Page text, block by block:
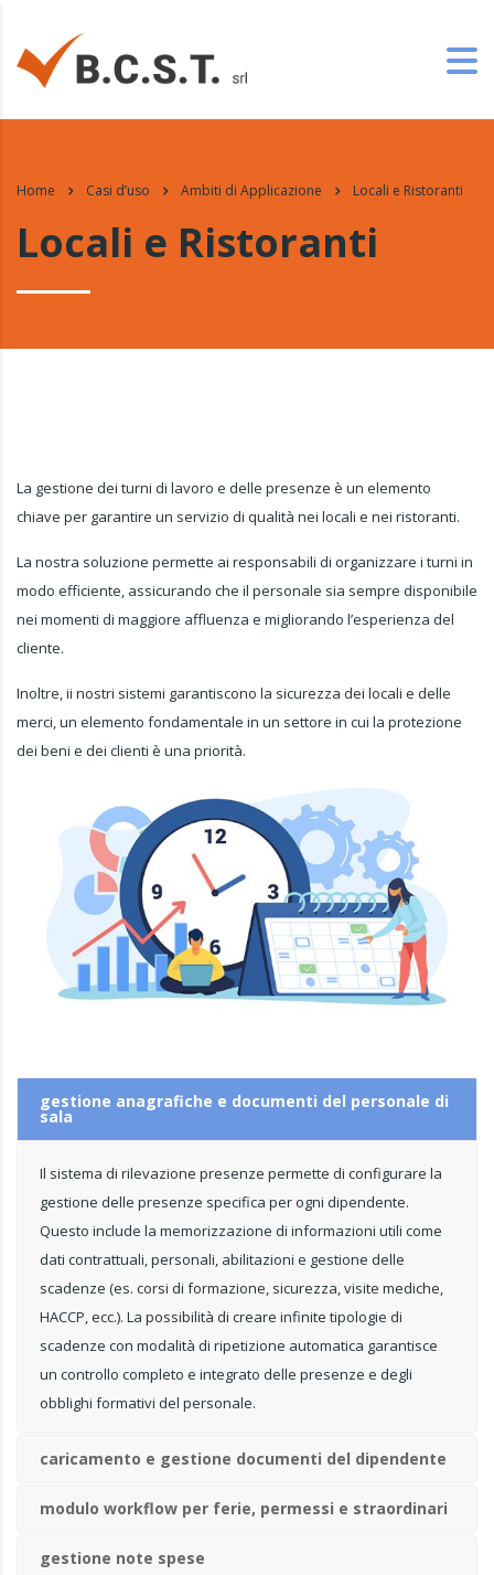
Home Casi d’uso Ambiti di Applicazione Locali e Ristoranti
Locali e Ristoranti
La gestione dei turni di lavoro e delle presenze è un elemento
chiave per garantire un servizio di qualità nei locali e nei ristoranti.
La nostra soluzione permette ai responsabili di organizzare i turni in
modo efficiente, assicurando che il personale sia sempre disponibile
nei momenti di maggiore affluenza e migliorando l’esperienza del
cliente.
Inoltre, ii nostri sistemi garantiscono la sicurezza dei locali e delle
merci, un elemento fondamentale in un settore in cui la protezione
dei beni e dei clienti è una priorità.
gestione anagrafiche e documenti del personale di
sala
Il sistema di rilevazione presenze permette di configurare la
gestione delle presenze specifica per ogni dipendente.
Questo include la memorizzazione di informazioni utili come
dati contrattuali, personali, abilitazioni e gestione delle
scadenze (es. corsi di formazione, sicurezza, visite mediche,
HACCP, ecc.). La possibilità di creare infinite tipologie di
scadenze con modalità di ripetizione automatica garantisce
un controllo completo e integrato delle presenze e degli
obblighi formativi del personale.
caricamento e gestione documenti del dipendente
modulo workflow per ferie, permessi e straordinari
gestione note spese